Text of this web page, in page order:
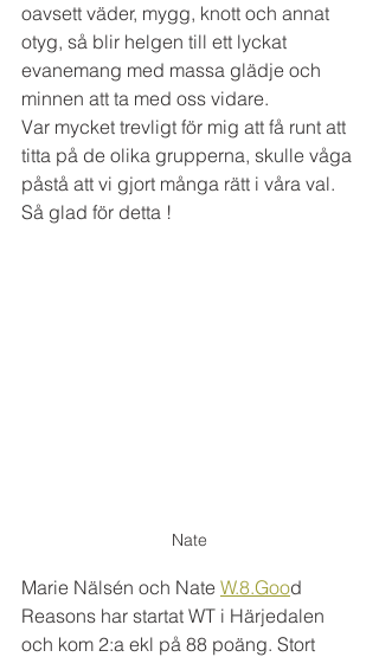
oavsett väder, mygg, knott och annat
otyg, så blir helgen till ett lyckat
evanemang med massa glädje och
minnen att ta med oss vidare.
Var mycket trevligt för mig att få runt att
titta på de olika grupperna, skulle våga
påstå att vi gjort många rätt i våra val.
Så glad för detta !
Nate
Marie Nälsén och Nate W.8.Good
Reasons har startat WT i Härjedalen
och kom 2:a ekl på 88 poäng. Stort